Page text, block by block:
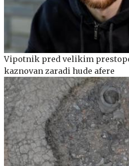
Vipotnik pred velikim
kaznovan zaradi hude afere